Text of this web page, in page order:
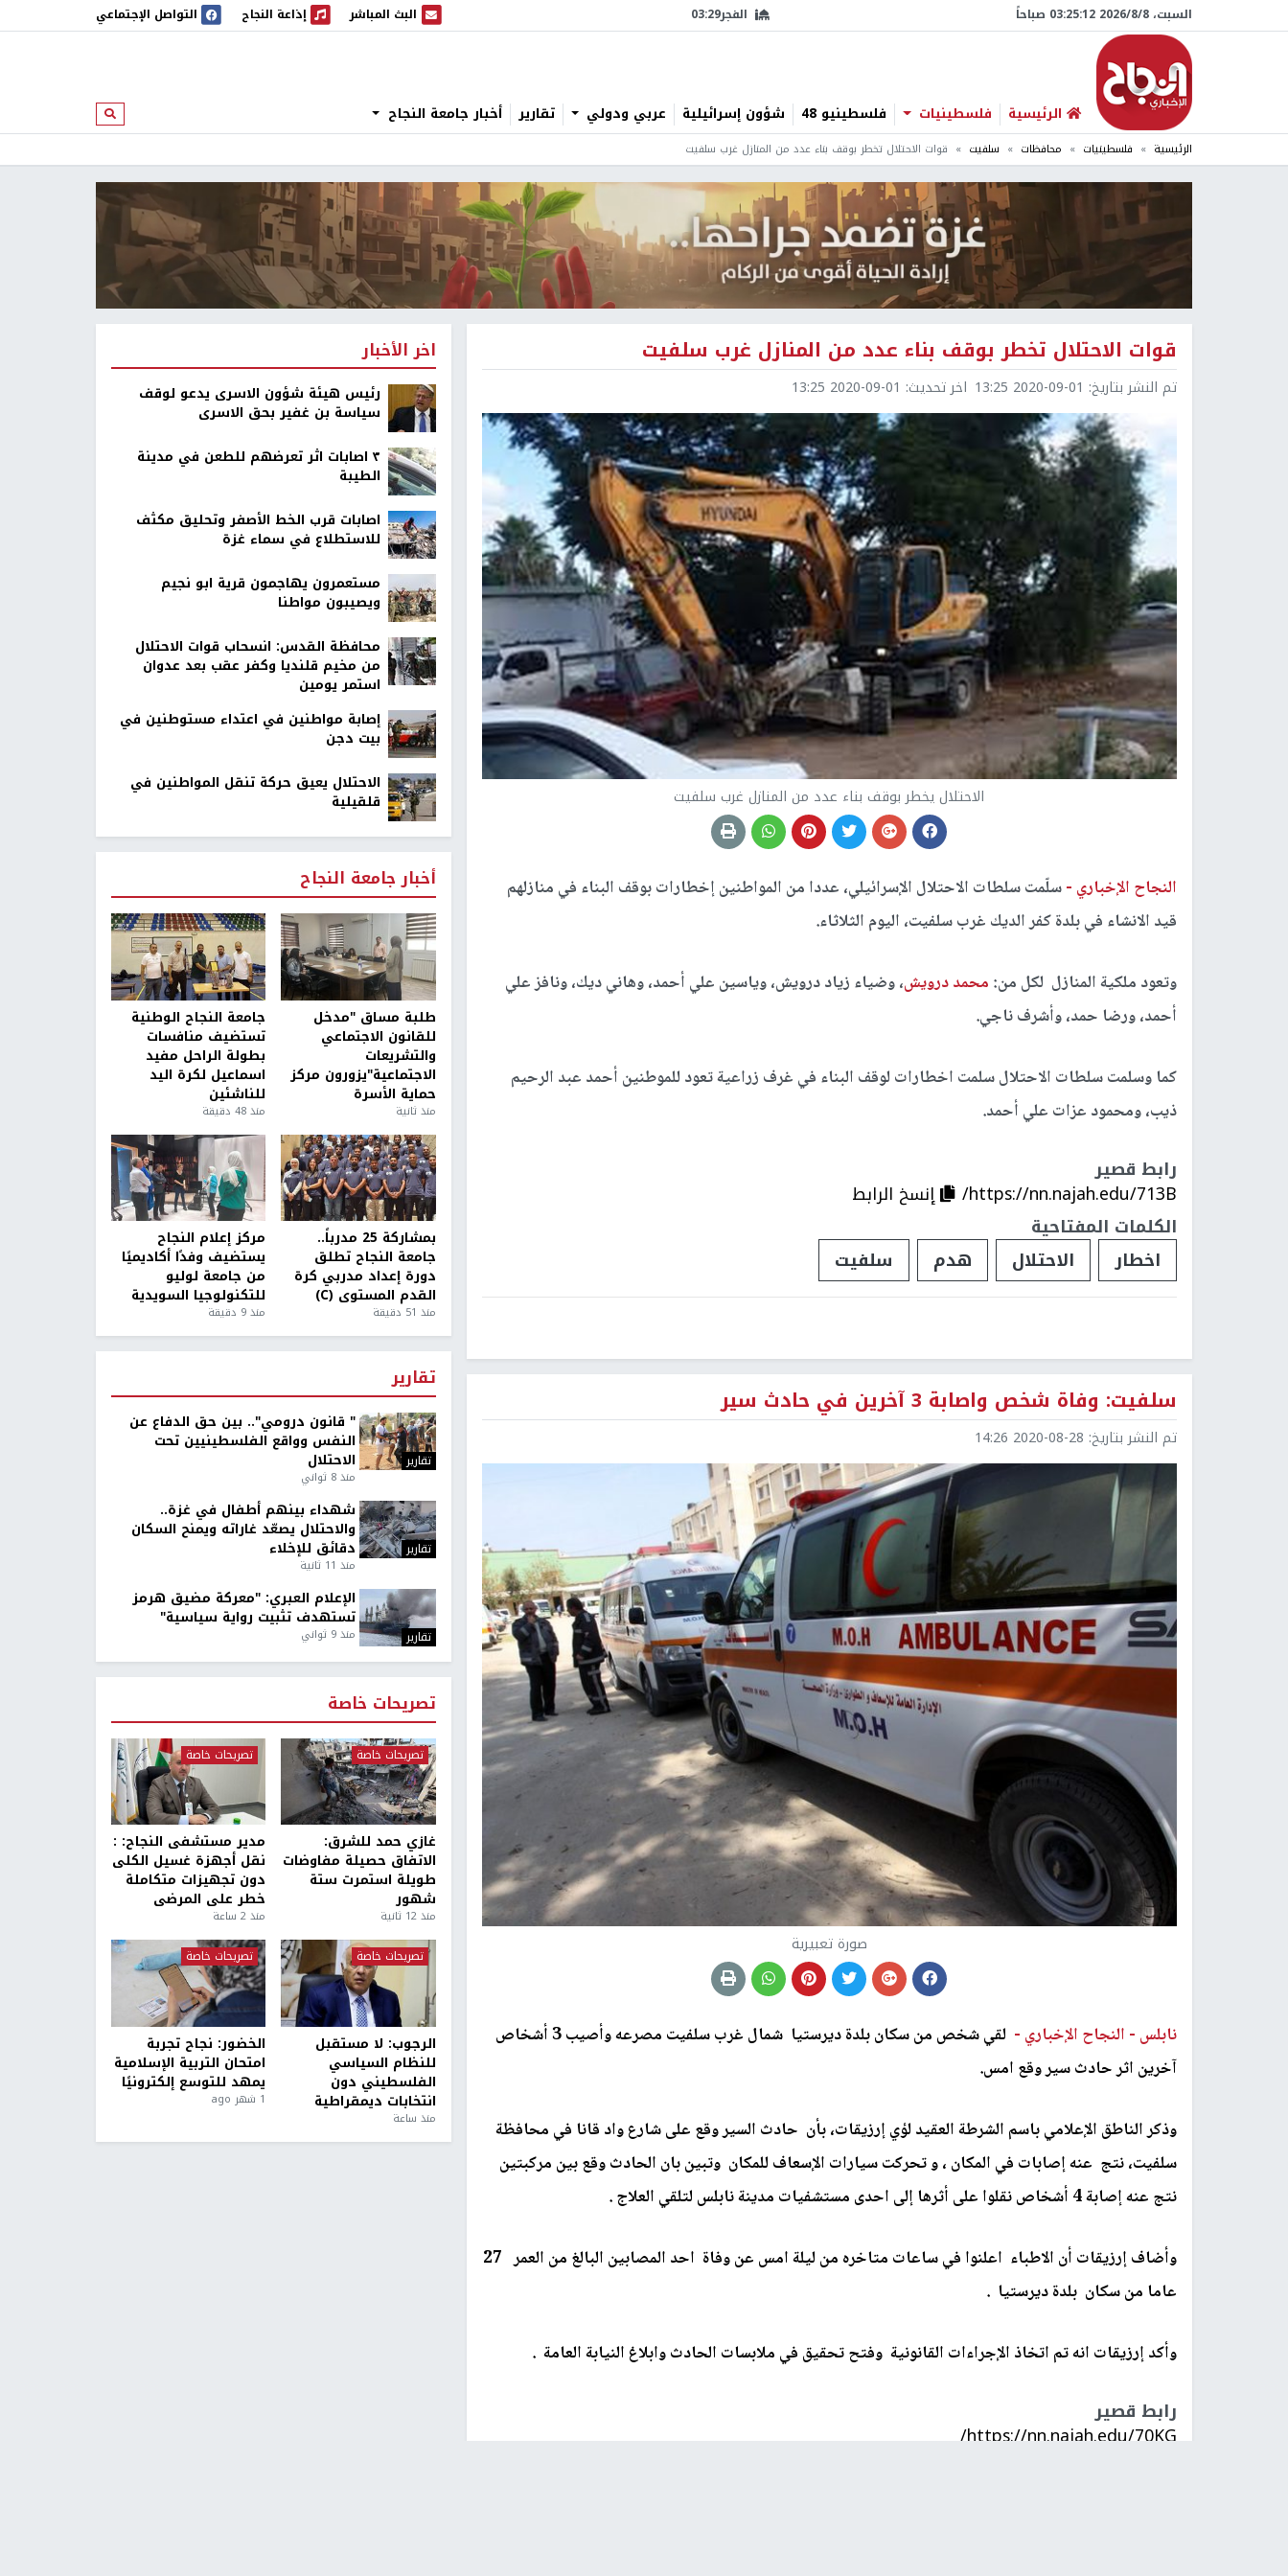
السبت، 8/‏8/‏2026 03:25:12 صباحاً الفجر03:29 البث المباشر
البث المباشر إذاعة النجاح
إذاعة النجاح التواصل الإجتماعي
الرئيسية فلسطينيات فلسطينيو 48 شؤون إسرائيلية عربي ودولي تقارير أخبار جامعة النجاح ابحث
الرئيسية فلسطينيات محافظات سلفيت قوات الاحتلال تخطر بوقف بناء عدد من المنازل غرب سلفيت
قوات الاحتلال تخطر بوقف بناء عدد من المنازل غرب سلفيت
تم النشر بتاريخ: 2020-09-01 13:25 اخر تحديث: 2020-09-01 13:25
الاحتلال يخطر بوقف بناء عدد من المنازل غرب سلفيت
النجاح الإخباري -سلّمت سلطات الاحتلال الإسرائيلي، عددا من المواطنين إخطارات بوقف البناء في منازلهم
قيد الانشاء في بلدة كفر الديك غرب سلفيت، اليوم الثلاثاء.
وتعود ملكية المنازل لكل من: محمد درويش، وضياء زياد درويش، وياسين علي أحمد، وهاني ديك، ونافز علي
أحمد، ورضا حمد، وأشرف ناجي.
كما وسلمت سلطات الاحتلال سلمت اخطارات لوقف البناء في غرف زراعية تعود للموطنين أحمد عبد الرحيم
ذيب، ومحمود عزات علي أحمد.
رابط قصير
https://nn.najah.edu/713B/
إنسخ الرابط
الكلمات المفتاحية
اخطار
الاحتلال هدم سلفيت
سلفيت: وفاة شخص واصابة 3 آخرين في حادث سير
تم النشر بتاريخ: 2020-08-28 14:26
صورة تعبيرية
نابلس - النجاح الإخباري -
لقي شخص من سكان بلدة ديرستيا شمال غرب سلفيت مصرعه وأصيب 3 أشخاص
آخرين اثر حادث سير وقع امس.
وذكر الناطق الإعلامي باسم الشرطة العقيد لؤي إرزيقات، بأن حادث السير وقع على شارع واد قانا في محافظة
سلفيت، نتج عنه إصابات في المكان ، و تحركت سيارات الإسعاف للمكان وتبين بان الحادث وقع بين مركبتين
نتج عنه إصابة 4 أشخاص نقلوا على أثرها إلى احدى مستشفيات مدينة نابلس لتلقي العلاج .
وأضاف إرزيقات أن الاطباء اعلنوا في ساعات متاخره من ليلة امس عن وفاة احد المصابين البالغ من العمر 27
عاما من سكان بلدة ديرستيا .
وأكد إرزيقات انه تم اتخاذ الإجراءات القانونية وفتح تحقيق في ملابسات الحادث وابلاغ النيابة العامة .
رابط قصير
https://nn.najah.edu/70KG/
اخر الأخبار
رئيس هيئة شؤون الاسرى يدعو لوقف
سياسة بن غفير بحق الاسرى
٣ اصابات اثر تعرضهم للطعن في مدينة
الطيبة
اصابات قرب الخط الأصفر وتحليق مكثف
للاستطلاع في سماء غزة
مستعمرون يهاجمون قرية ابو نجيم
ويصيبون مواطنا
محافظة القدس: انسحاب قوات الاحتلال
من مخيم قلنديا وكفر عقب بعد عدوان
استمر يومين
إصابة مواطنين في اعتداء مستوطنين في
بيت دجن
الاحتلال يعيق حركة تنقل المواطنين في
قلقيلية
أخبار جامعة النجاح
طلبة مساق "مدخل
للقانون الاجتماعي
والتشريعات
الاجتماعية"يزورون مركز
حماية الأسرة
منذ ثانية
جامعة النجاح الوطنية
تستضيف منافسات
بطولة الراحل مفيد
اسماعيل لكرة اليد
للناشئين
منذ 48 دقيقة
بمشاركة 25 مدرباً..
جامعة النجاح تطلق
دورة إعداد مدربي كرة
القدم المستوى (C)
منذ 51 دقيقة
مركز إعلام النجاح
يستضيف وفدًا أكاديميًا
من جامعة لوليو
للتكنولوجيا السويدية
منذ 9 دقيقة
تقارير
تقارير
" قانون درومي".. بين حق الدفاع عن
النفس وواقع الفلسطينيين تحت
الاحتلال
منذ 8 ثواني
تقارير
شهداء بينهم أطفال في غزة..
والاحتلال يصعّد غاراته ويمنح السكان
دقائق للإخلاء
منذ 11 ثانية
تقارير
الإعلام العبري: "معركة مضيق هرمز
تستهدف تثبيت رواية سياسية"
منذ 9 ثواني
تصريحات خاصة
تصريحات خاصة
غازي حمد للشرق:
الاتفاق حصيلة مفاوضات
طويلة استمرت ستة
شهور
منذ 12 ثانية
تصريحات خاصة
مدير مستشفى النجاح: :
نقل أجهزة غسيل الكلى
دون تجهيزات متكاملة
خطر على المرضى
منذ 2 ساعة
تصريحات خاصة
الرجوب: لا مستقبل
للنظام السياسي
الفلسطيني دون
انتخابات ديمقراطية
منذ ساعة
تصريحات خاصة
الخضور: نجاح تجربة
امتحان التربية الإسلامية
يمهد للتوسع إلكترونيًا
1 شهر ago